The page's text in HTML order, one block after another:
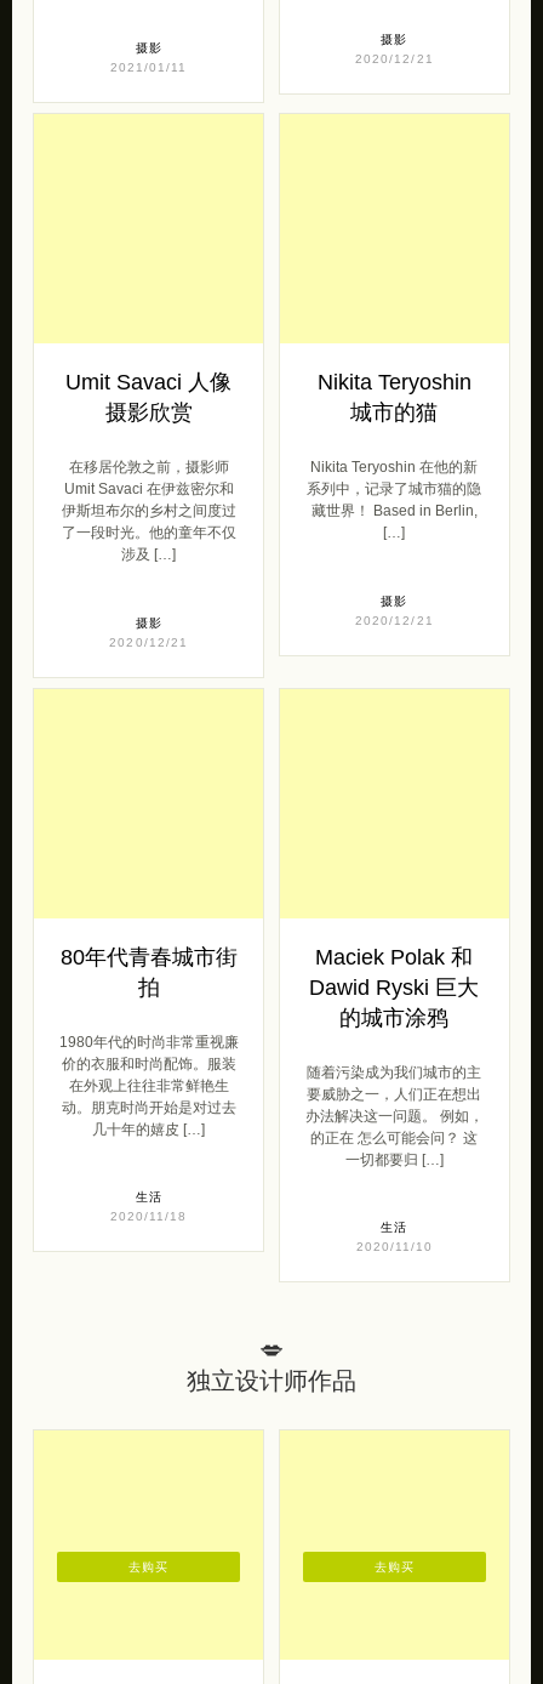
摄影
2021/01/11
摄影
2020/12/21
Umit Savaci 人像
摄影欣赏
在移居伦敦之前，摄影师
Umit Savaci 在伊兹密尔和
伊斯坦布尔的乡村之间度过
了一段时光。他的童年不仅
涉及 […]
摄影
2020/12/21
Nikita Teryoshin
城市的猫
Nikita Teryoshin 在他的新
系列中，记录了城市猫的隐
藏世界！ Based in Berlin,
[…]
摄影
2020/12/21
80年代青春城市街
拍
1980年代的时尚非常重视廉
价的衣服和时尚配饰。服装
在外观上往往非常鲜艳生
动。朋克时尚开始是对过去
几十年的嬉皮 […]
生活
2020/11/18
Maciek Polak 和
Dawid Ryski 巨大
的城市涂鸦
随着污染成为我们城市的主
要威胁之一，人们正在想出
办法解决这一问题。 例如，
的正在 怎么可能会问？ 这
一切都要归 […]
生活
2020/11/10
💋
独立设计师作品
去购买 去购买